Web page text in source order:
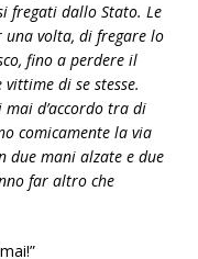
fregati dallo Stato. Le
una volta, di fregare lo
fino a perdere il
di se stesse.
mai d’accordo tra di
comicamente la via
due mani alzate e due
far altro che